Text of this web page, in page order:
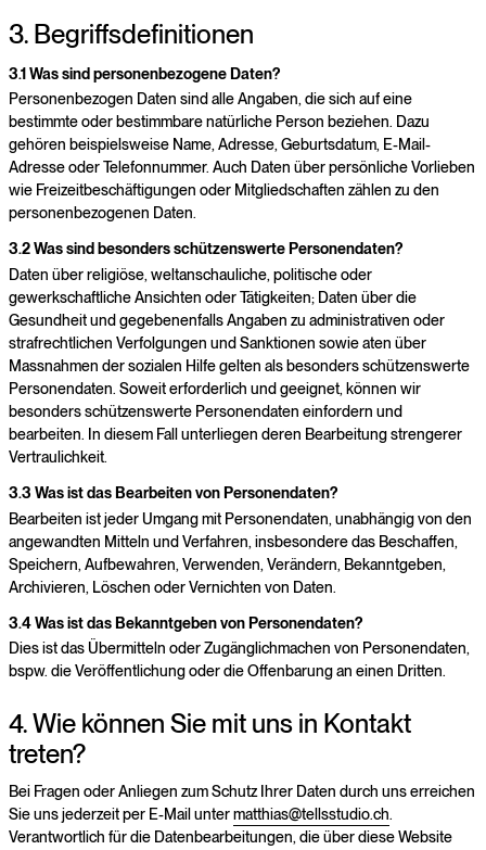
3. Begriffsdefinitionen
3.1 Was sind personenbezogene Daten?
Personenbezogen Daten sind alle Angaben, die sich auf eine
bestimmte oder bestimmbare natürliche Person beziehen. Dazu
gehören beispielsweise Name, Adresse, Geburtsdatum, E-Mail-
Adresse oder Telefonnummer. Auch Daten über persönliche Vorlieben
wie Freizeitbeschäftigungen oder Mitgliedschaften zählen zu den
personenbezogenen Daten.
3.2 Was sind besonders schützenswerte Personendaten?
Daten über religiöse, weltanschauliche, politische oder
gewerkschaftliche Ansichten oder Tätigkeiten; Daten über die
Gesundheit und gegebenenfalls Angaben zu administrativen oder
strafrechtlichen Verfolgungen und Sanktionen sowie aten über
Massnahmen der sozialen Hilfe gelten als besonders schützenswerte
Personendaten. Soweit erforderlich und geeignet, können wir
besonders schützenswerte Personendaten einfordern und
bearbeiten. In diesem Fall unterliegen deren Bearbeitung strengerer
Vertraulichkeit.
3.3 Was ist das Bearbeiten von Personendaten?
Bearbeiten ist jeder Umgang mit Personendaten, unabhängig von den
angewandten Mitteln und Verfahren, insbesondere das Beschaffen,
Speichern, Aufbewahren, Verwenden, Verändern, Bekanntgeben,
Archivieren, Löschen oder Vernichten von Daten.
3.4 Was ist das Bekanntgeben von Personendaten?
Dies ist das Übermitteln oder Zugänglichmachen von Personendaten,
bspw. die Veröffentlichung oder die Offenbarung an einen Dritten.
4. Wie können Sie mit uns in Kontakt
treten?
Bei Fragen oder Anliegen zum Schutz Ihrer Daten durch uns erreichen
Sie uns jederzeit per E-Mail untermatthias@tellsstudio.ch.
Verantwortlich für die Datenbearbeitungen, die über diese Website